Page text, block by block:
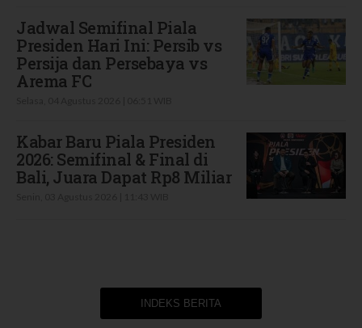
Jadwal Semifinal Piala
Presiden Hari Ini: Persib vs
Persija dan Persebaya vs
Arema FC
Kabar Baru Piala Presiden
2026: Semifinal & Final di
Bali, Juara Dapat Rp8 Miliar
INDEKS BERITA